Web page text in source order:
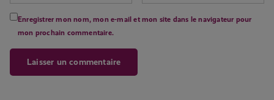
Enregistrer mon nom, mon e-mail et mon site dans le navigateur pour
mon prochain commentaire.